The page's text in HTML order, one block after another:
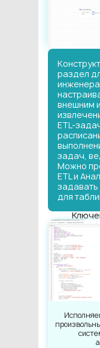
раздел
внешним
ETL-
задач,
Можно
ETL и
для